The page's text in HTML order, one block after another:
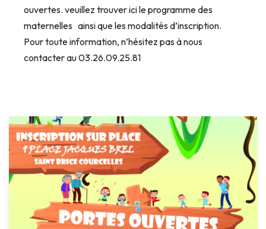
ouvertes. veuillez trouver ici le programme des
maternelles ainsi que les modalités d’inscription.
Pour toute information, n’hésitez pas à nous
contacter au 03.26.09.25.81